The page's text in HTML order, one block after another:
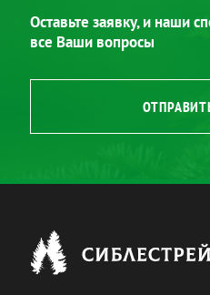
Оставьте заявку, и наши
все Ваши вопросы